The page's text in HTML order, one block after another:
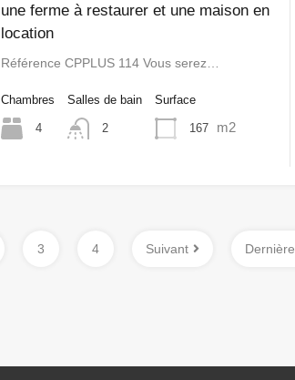
une ferme à restaurer et une maison en
location
Référence CPPLUS 114 Vous serez…
Chambres
4
Salles de bain
2
Surface
167 m2
3 4 Suivant Dernière